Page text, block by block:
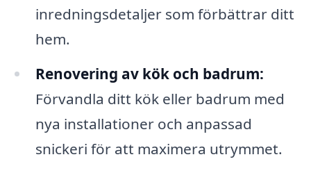
inredningsdetaljer som förbättrar ditt
hem.
Renovering av kök och badrum:
Förvandla ditt kök eller badrum med
nya installationer och anpassad
snickeri för att maximera utrymmet.